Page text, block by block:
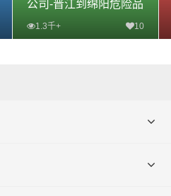
公司-晋江到绵阳危险品
险品专线
1.3千+ 10